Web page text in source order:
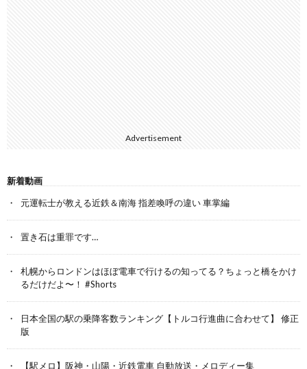
Advertisement
新着動画
元運転士が教える近鉄＆南海 指差喚呼の違い 車掌編
置き石は重罪です…
札幌からロンドンはほぼ電車で行けるの知ってる？ちょっと橋をかけ
るだけだよ〜！ #Shorts
日本全国の駅の乗降客数ランキング【トルコ行進曲に合わせて】 修正
版
【駅メロ】阪神・山陽・近鉄電車 自動放送・メロディー集